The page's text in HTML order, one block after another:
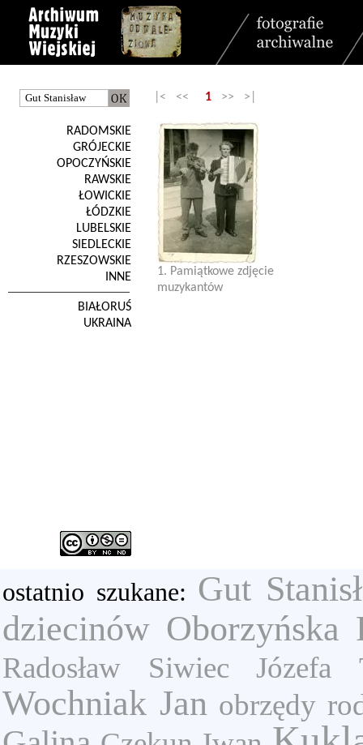
RADOMSKIE
GRÓJECKIE
OPOCZYŃSKIE
RAWSKIE
ŁOWICKIE
ŁÓDZKIE
LUBELSKIE
SIEDLECKIE
RZESZOWSKIE
INNE
BIAŁORUŚ
UKRAINA
|< << 1 >> >|
1. Pamiątkowe zdjęcie
muzykantów
ostatnio szukane: Gut
dziecinów Oborzyńska
Radosław Siwiec Józefa
Wochniak Jan obrzędy